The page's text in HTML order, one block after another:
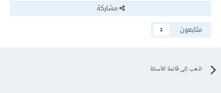
مشاركة
متابعون
2
اذهب إلى قائمة الأسئلة